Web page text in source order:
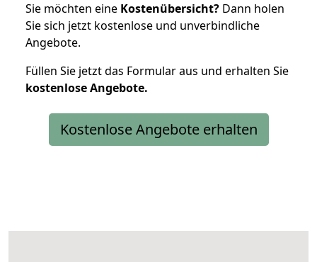
Sie möchten eine Kostenübersicht? Dann holen
Sie sich jetzt kostenlose und unverbindliche
Angebote.
Füllen Sie jetzt das Formular aus und erhalten Sie
kostenloseAngebote.
Kostenlose Angebote erhalten